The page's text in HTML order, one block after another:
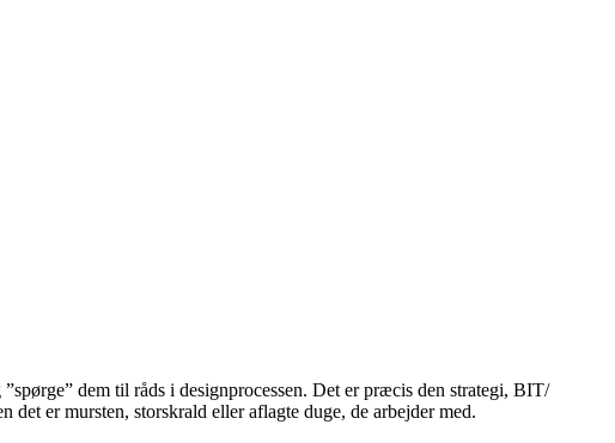
dem til råds i designprocessen. Det er præcis den strategi, BIT/
er mursten, storskrald eller aflagte duge, de arbejder med.